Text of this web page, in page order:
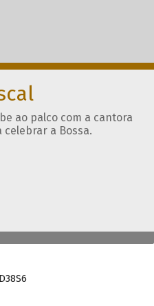
ao palco com a cantora
celebrar a Bossa.